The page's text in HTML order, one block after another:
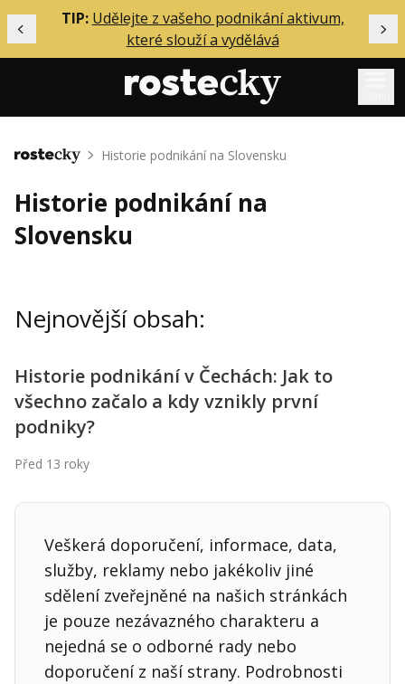
Předchozí
TIP: Udělejte z vašeho podnikání aktivum,
které slouží a vydělává
Mentoring
Solo
Akce
O mně
Přihlášení
Kontakt
Obchodní podmínky
Hledat
Domů Historie podnikání na Slovensku
Historie podnikání na
Slovensku
Nejnovější obsah:
Historie podnikání v Čechách: Jak to
všechno začalo a kdy vznikly první
podniky?
Před 13 roky
Veškerá doporučení, informace, data,
služby, reklamy nebo jakékoliv jiné
sdělení zveřejněné na našich stránkách
je pouze nezávazného charakteru a
nejedná se o odborné rady nebo
doporučení z naší strany. Podrobnosti